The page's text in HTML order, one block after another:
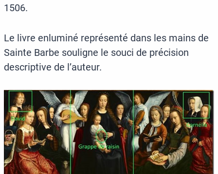
1506.
Le livre enluminé représenté dans les mains de
Sainte Barbe souligne le souci de précision
descriptive de l’auteur.